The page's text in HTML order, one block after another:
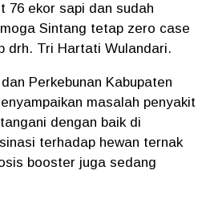
76 ekor sapi dan sudah
Sintang tetap zero case
drh. Tri Hartati Wulandari.
Perkebunan Kabupaten
masalah penyakit
dengan baik di
terhadap hewan ternak
booster juga sedang